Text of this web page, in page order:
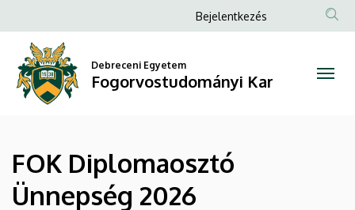
Diplomaosztó
Ünnepség
2026
Fogorvostudományi
a
tartalomra
Anonim
menüje
Bejelentkezés
Debreceni Egyetem
Fogorvostudományi Kar
FOK Diplomaosztó
Ünnepség 2026